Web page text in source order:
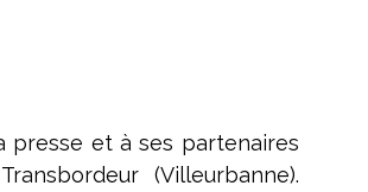
presse et à ses partenaires
(Villeurbanne).